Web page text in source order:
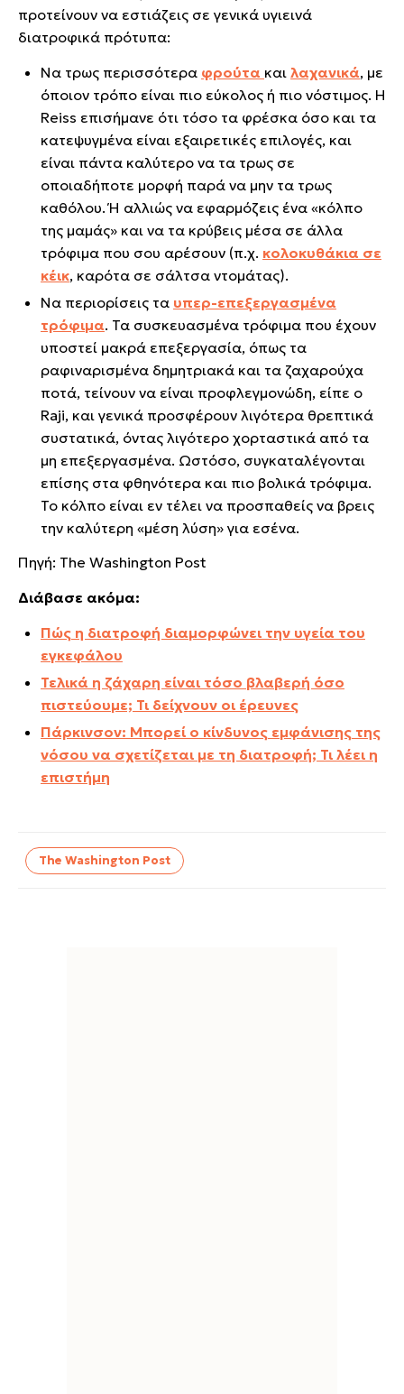
προτείνουν να εστιάζεις σε γενικά υγιεινά
διατροφικά πρότυπα:
Να τρως περισσότερα φρούτα και λαχανικά, με
όποιον τρόπο είναι πιο εύκολος ή πιο νόστιμος. Η
Reiss επισήμανε ότι τόσο τα φρέσκα όσο και τα
κατεψυγμένα είναι εξαιρετικές επιλογές, και
είναι πάντα καλύτερο να τα τρως σε
οποιαδήποτε μορφή παρά να μην τα τρως
καθόλου. Ή αλλιώς να εφαρμόζεις ένα «κόλπο
της μαμάς» και να τα κρύβεις μέσα σε άλλα
τρόφιμα που σου αρέσουν (π.χ. κολοκυθάκια σε
κέικ, καρότα σε σάλτσα ντομάτας).
Να περιορίσεις τα υπερ-επεξεργασμένα
τρόφιμα. Τα συσκευασμένα τρόφιμα που έχουν
υποστεί μακρά επεξεργασία, όπως τα
ραφιναρισμένα δημητριακά και τα ζαχαρούχα
ποτά, τείνουν να είναι προφλεγμονώδη, είπε ο
Raji, και γενικά προσφέρουν λιγότερα θρεπτικά
συστατικά, όντας λιγότερο χορταστικά από τα
μη επεξεργασμένα. Ωστόσο, συγκαταλέγονται
επίσης στα φθηνότερα και πιο βολικά τρόφιμα.
Το κόλπο είναι εν τέλει να προσπαθείς να βρεις
την καλύτερη «μέση λύση» για εσένα.
Πηγή: The Washington Post
Διάβασε ακόμα:
Πώς η διατροφή διαμορφώνει την υγεία του
εγκεφάλου
Τελικά η ζάχαρη είναι τόσο βλαβερή όσο
πιστεύουμε; Τι δείχνουν οι έρευνες
Πάρκινσον: Μπορεί ο κίνδυνος εμφάνισης της
νόσου να σχετίζεται με τη διατροφή; Τι λέει η
επιστήμη
The Washington Post